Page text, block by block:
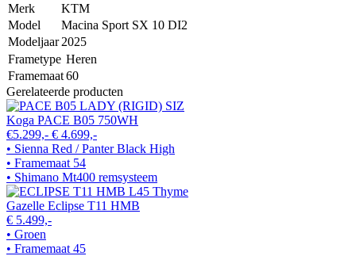
Merk
KTM
Model
Macina Sport SX 10 DI2
Modeljaar 2025
Frametype Heren
Framemaat60
Gerelateerde producten
Koga PACE B05 750WH
€5.299,- € 4.699,-
• Sienna Red / Panter Black High
• Framemaat 54
• Shimano Mt400 remsysteem
Gazelle Eclipse T11 HMB
€ 5.499,-
• Groen
• Framemaat 45